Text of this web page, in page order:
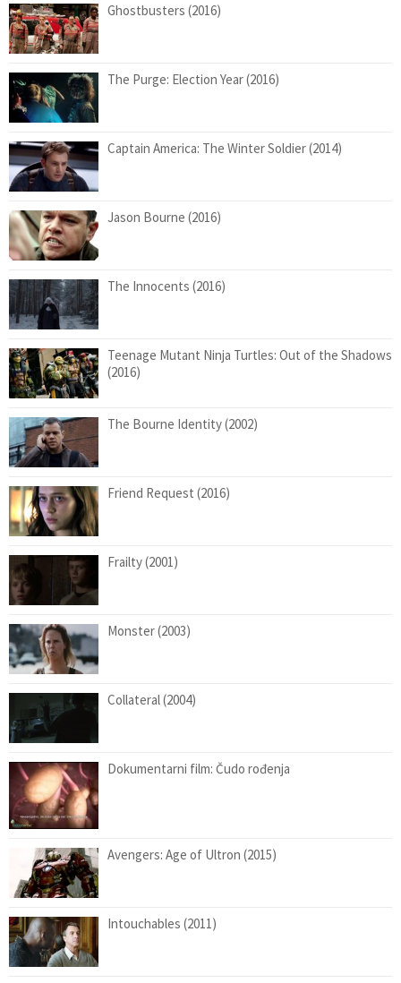
Ghostbusters (2016)
The Purge: Election Year (2016)
Captain America: The Winter Soldier (2014)
Jason Bourne (2016)
The Innocents (2016)
Teenage Mutant Ninja Turtles: Out of the Shadows
(2016)
The Bourne Identity (2002)
Friend Request (2016)
Frailty (2001)
Monster (2003)
Collateral (2004)
Dokumentarni film: Čudo rođenja
Avengers: Age of Ultron (2015)
Intouchables (2011)